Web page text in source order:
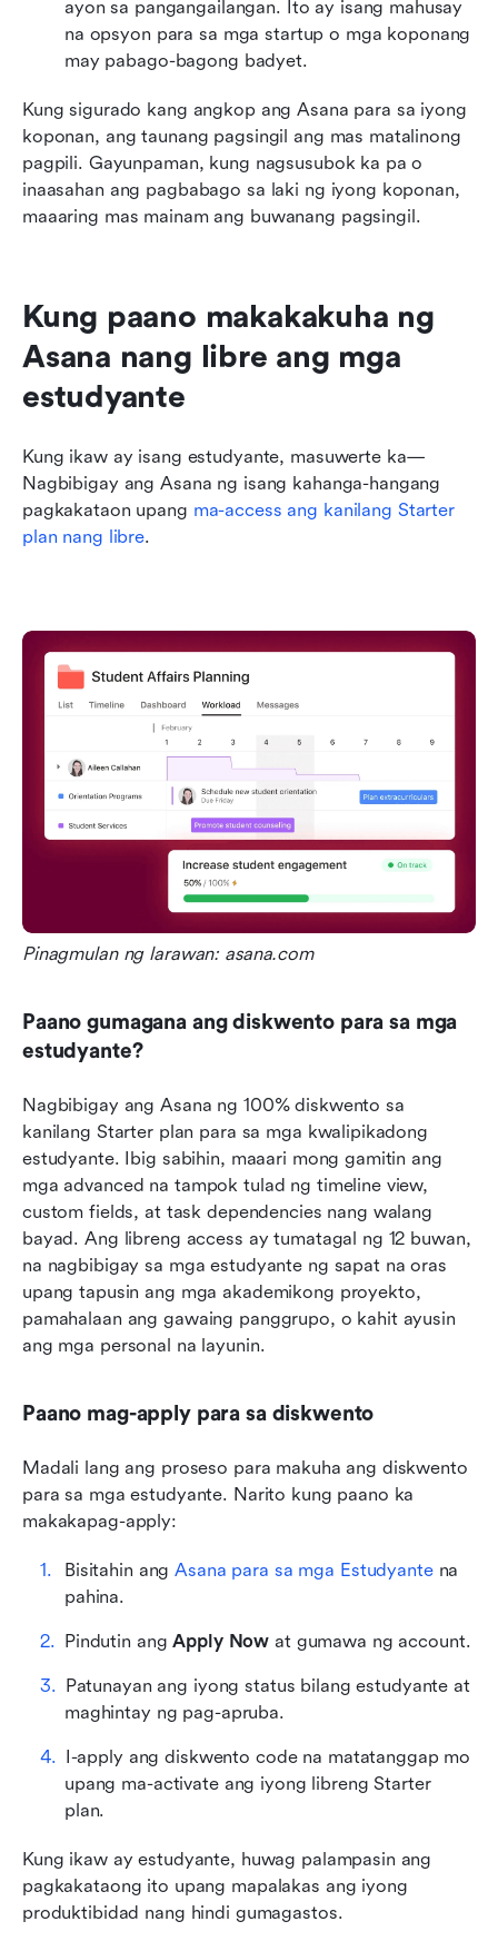
ayon sa pangangailangan. Ito ay isang mahusay
na opsyon para sa mga startup o mga koponang
may pabago-bagong badyet.
Kung sigurado kang angkop ang Asana para sa iyong
koponan, ang taunang pagsingil ang mas matalinong
pagpili. Gayunpaman, kung nagsusubok ka pa o
inaasahan ang pagbabago sa laki ng iyong koponan,
maaaring mas mainam ang buwanang pagsingil.
Kung paano makakakuha ng
Asana nang libre ang mga
estudyante
Kung ikaw ay isang estudyante, masuwerte ka—
Nagbibigay ang Asana ng isang kahanga-hangang
pagkakataon upang ma-access ang kanilang Starter
plan nang libre.
Pinagmulan ng larawan: asana.com
Paano gumagana ang diskwento para sa mga
estudyante?
Nagbibigay ang Asana ng 100% diskwento sa
kanilang Starter plan para sa mga kwalipikadong
estudyante. Ibig sabihin, maaari mong gamitin ang
mga advanced na tampok tulad ng timeline view,
custom fields, at task dependencies nang walang
bayad. Ang libreng access ay tumatagal ng 12 buwan,
na nagbibigay sa mga estudyante ng sapat na oras
upang tapusin ang mga akademikong proyekto,
pamahalaan ang gawaing panggrupo, o kahit ayusin
ang mga personal na layunin.
Paano mag-apply para sa diskwento
Madali lang ang proseso para makuha ang diskwento
para sa mga estudyante. Narito kung paano ka
makakapag-apply:
Bisitahin ang Asana para sa mga Estudyante na
pahina.
Pindutin ang Apply Now at gumawa ng account.
Patunayan ang iyong status bilang estudyante at
maghintay ng pag-apruba.
I-apply ang diskwento code na matatanggap mo
upang ma-activate ang iyong libreng Starter
plan.
Kung ikaw ay estudyante, huwag palampasin ang
pagkakataong ito upang mapalakas ang iyong
produktibidad nang hindi gumagastos.